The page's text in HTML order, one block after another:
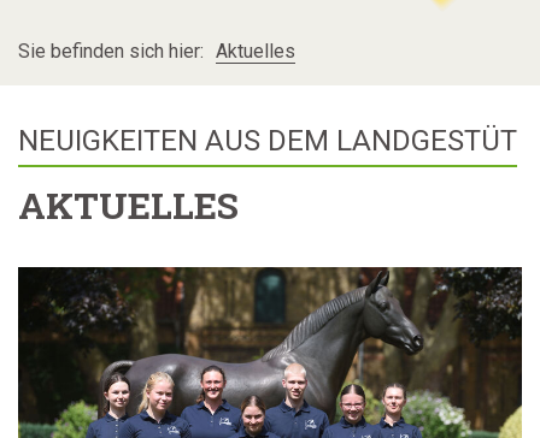
Sie befinden sich hier: Aktuelles
AKTUELLES
NEUIGKEITEN AUS DEM LANDGESTÜT